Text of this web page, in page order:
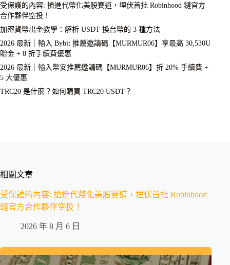
受保護的內容: 搶進代幣化美股賽道，埋伏首批 Robinhood 鏈官方
合作夥伴空投！
加密貨幣出金教學：解析 USDT 換台幣的 3 種方法
2026 最新｜輸入 Bybit 推薦邀請碼【MURMUR06】享最高 30,530U
贈金 + 8 折手續費優惠
2026 最新｜輸入幣安推薦邀請碼【MURMUR06】折 20% 手續費 +
5 大優惠
TRC20 是什麼？如何購買 TRC20 USDT？
相關文章
受保護的內容: 搶進代幣化美股賽道，埋伏首批 Robinhood
鏈官方合作夥伴空投！
2026 年 8 月 6 日